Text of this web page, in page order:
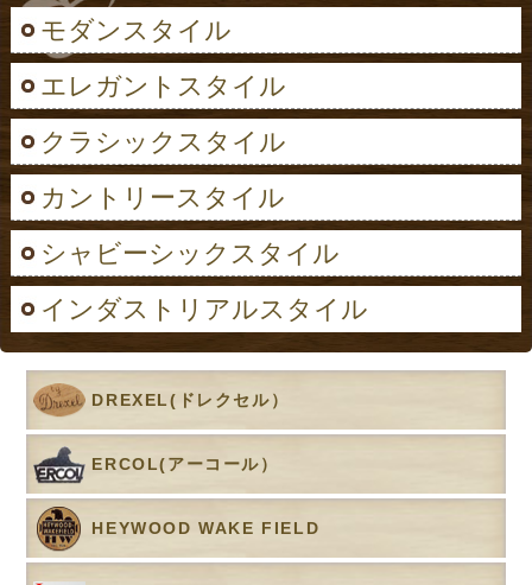
モダンスタイル
エレガントスタイル
クラシックスタイル
カントリースタイル
シャビーシックスタイル
インダストリアルスタイル
DREXEL(ドレクセル）
ERCOL(アーコール）
HEYWOOD WAKE FIELD